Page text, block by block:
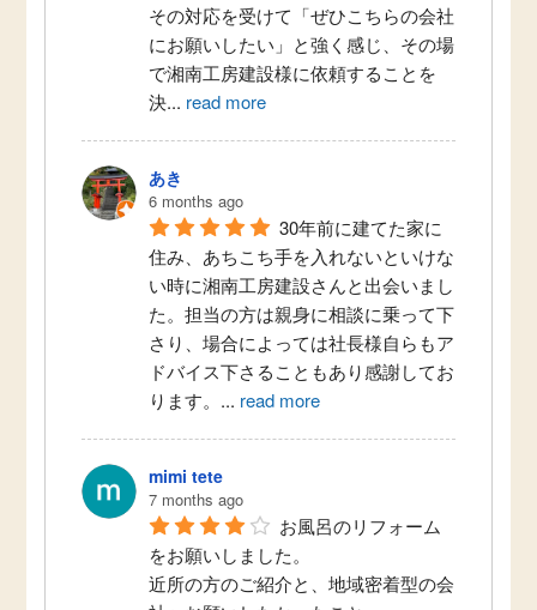
藤沢市F様邸 キッチンリフォーム
その対応を受けて「ぜひこちらの会社
にお願いしたい」と強く感じ、その場
で湘南工房建設様に依頼することを
決... read more
あき
6 months ago
30年前に建てた家に
住み、あちこち手を入れないといけな
い時に湘南工房建設さんと出会いまし
た。担当の方は親身に相談に乗って下
さり、場合によっては社長様自らもア
ドバイス下さることもあり感謝してお
ります。 ... read more
mimi tete
7 months ago
お風呂のリフォーム
をお願いしました。
近所の方のご紹介と、地域密着型の会